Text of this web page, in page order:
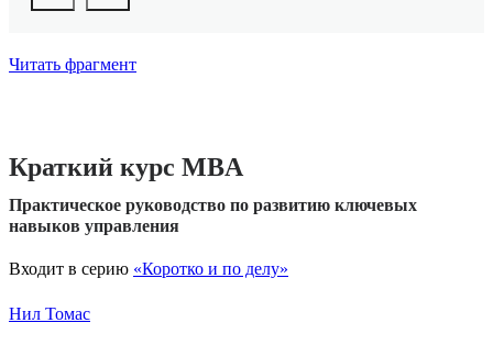
Читать фрагмент
Краткий курс MBA
Практическое руководство по развитию ключевых
навыков управления
Входит в серию «Коротко и по делу»
Нил Томас